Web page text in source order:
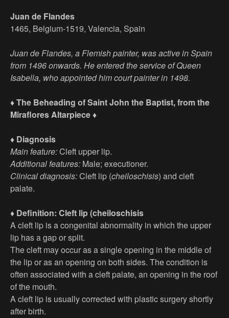
Juan de Flandes
1465, Belgium-1519, Valencia, Spain
Juan de Flandes, a Flemish painter, was active in Spain
from 1496 onwards. He entered the service of Queen
Isabella, who appointed him court painter in 1498.
♦ The Beheading of Saint John the Baptist, from the
Miraflores Altarpiece ♦
♦ Diagnosis
Main feature:Cleft upper lip.
Additional features: Male; executioner.
Clinical diagnosis:Cleft lip (cheiloschisis) and cleft
palate.
♦ Definition: Cleft lip (cheiloschisis
A cleft lip is a congenital abnormality in which the upper
lip has a gap or split.
The cleft may occur as a single opening in the middle of
the lip or as an opening on both sides. The condition is
often associated with a cleft palate, an opening in the roof
of the mouth.
A cleft lip is usually corrected with plastic surgery shortly
after birth.